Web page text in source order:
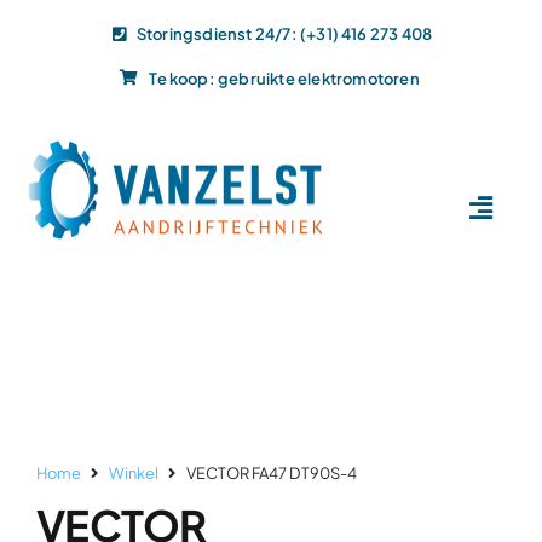
Storingsdienst 24/7: (+31) 416 273 408
Te koop: gebruikte elektromotoren
Home Winkel VECTOR FA47 DT90S-4
VECTOR